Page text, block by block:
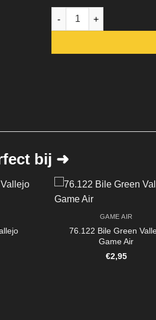
76.020 Imperial Blue
bij ➜
GAME AIR
76.122 Bile Green
Game Air
€2,95